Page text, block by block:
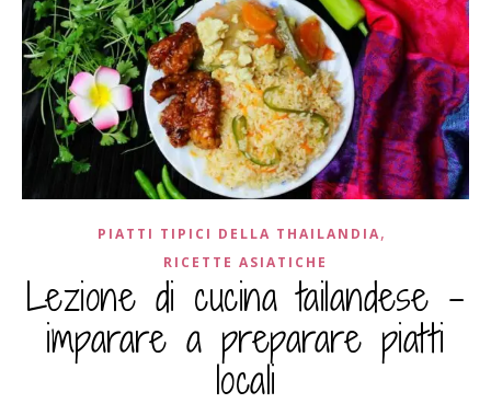
PIATTI TIPICI DELLA THAILANDIA,
RICETTE ASIATICHE
Lezione di cucina tailandese –
imparare a preparare piatti
locali